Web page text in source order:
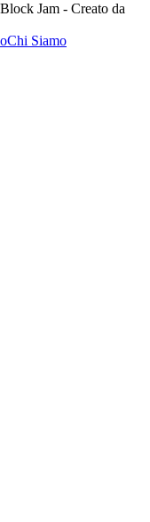
Jam - Creato da
Chi Siamo